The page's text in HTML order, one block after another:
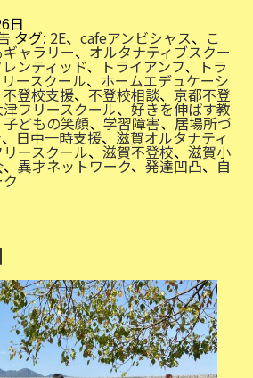
わ
ふ
わ
日
タグ: 2E、 cafeアンビシャス、 こ
ギャラリー、 オルタナティブスクー
ンティッド、 トライアンフ、 トラ
ースクール、 ホームエデュケーシ
不登校支援、 不登校相談、 京都不登
津フリースクール、好きを伸ばす教
子どもの笑顔、 学習障害、 居場所づ
、 日中一時支援、 滋賀オルタナティ
ースクール、 滋賀不登校、 滋賀小
、 異才ネットワーク、 発達凹凸、自